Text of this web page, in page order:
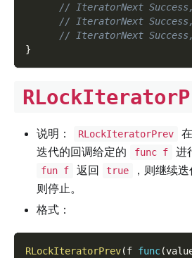
// IteratorNext
// IteratorNext
// IteratorNext
}
说明： RLockIteratorPrev 在
迭代的回调给定的
func f 进
fun f 返回 true ，则继续
则停止。
格式：
RLockIteratorPrev(f func(